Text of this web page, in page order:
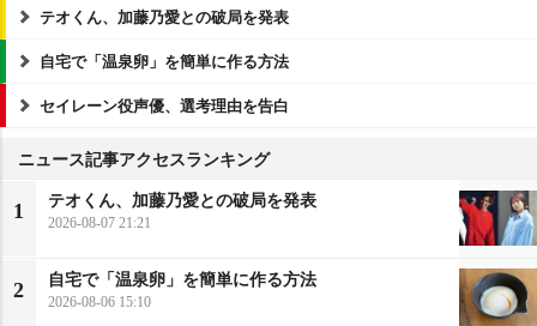
テオくん、加藤乃愛との破局を発表
自宅で「温泉卵」を簡単に作る方法
セイレーン役声優、選考理由を告白
ニュース記事アクセスランキング
1
テオくん、加藤乃愛との破局を発表
2026-08-07 21:21
2
自宅で「温泉卵」を簡単に作る方法
2026-08-06 15:10